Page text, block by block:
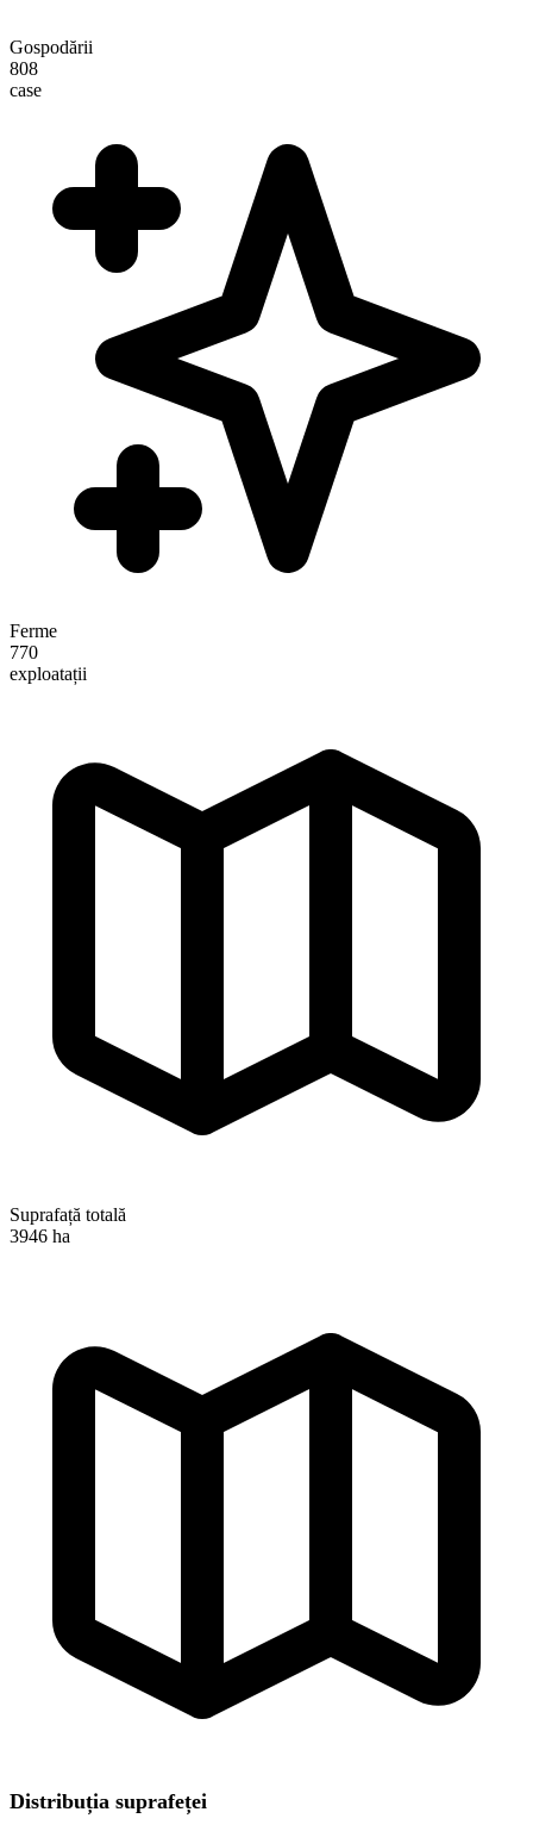
Gospodării
808
case
Ferme
770
exploatații
Suprafață totală
3946 ha
Distribuția suprafeței